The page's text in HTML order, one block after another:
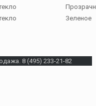
Зеленое
8 (495) 233-21-82